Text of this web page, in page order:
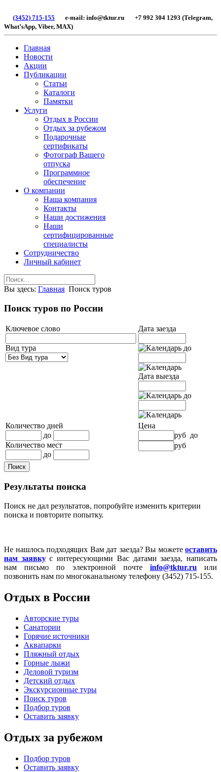
(3452) 715-155 e-mail: info@tktur.ru +7 992 304 1293 (Telegram,
What’sApp, Viber, МАХ)
Главная
Новости
Акции
Публикации
Статьи
Каталоги
Памятки
Услуги
Отдых в России
Отдых за рубежом
Подарочные
сертификаты
Фотограф Вашего
отпуска
Программное
обеспечение
О компании
Наша компания
Контакты
Наши достижения
Наши
сертифицированные
специалисты
Сотрудничество
Личный кабинет
Вы здесь: Главная Поиск туров
Поиск туров по России
Ключевое слово
Вид тура
Дата заезда
до
Дата выезда
до
Количество дней
до
Количество мест
до
Цена
руб до
руб
Результаты поиска
Поиск не дал результатов, попробуйте изменить критерии
поиска и повторите попытку.
Не нашлось подходящих Вам дат заезда? Вы можете оставить
нам заявкус интересующими Вас датами заезда, написать
нам письмо по электронной почте info@tktur.ru или
позвонить нам по многоканальному телефону (3452) 715-155.
Отдых в России
Авторские туры
Санатории
Горячие источники
Аквапарки
Пляжный отдых
Горные лыжи
Деловой туризм
Детский отдых
Экскурсионные туры
Поиск туров
Подбор туров
Оставить заявку
Отдых за рубежом
Подбор туров
Оставить заявку